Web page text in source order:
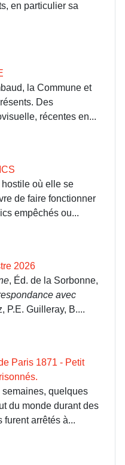
en particulier sa
la Commune et
Des
récentes en...
où elle se
de faire fonctionner
empêchés ou...
2026
, Éd. de la Sorbonne,
avec
P.E. Guilleray, B....
Paris 1871 - Petit
semaines, quelques
du monde durant des
arrêtés à...